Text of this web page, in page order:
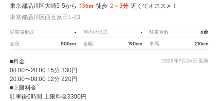
東京都品川区大崎5-5から 136m 徒歩 2～3分 近くてオススメ！
東京都品川区西五反田1-23
駐車場形式 - 屋内外形式 - 駐車台数 6台
全長 500cm 全幅 190cm 車高 210cm
2026年7月24日 更新
■料金
08:00〜20:00 15分 330円
20:00〜08:00 12分 220円
■上限料金
駐車後6時間 上限料金3300円